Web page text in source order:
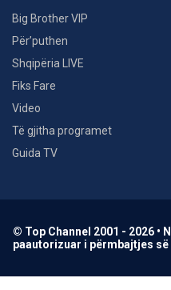
Big Brother VIP
Për’puthen
Shqipëria LIVE
Fiks Fare
Video
Të gjitha programet
Guida TV
© Top Channel 2001 - 2026 •
paautorizuar i përmbajtjes